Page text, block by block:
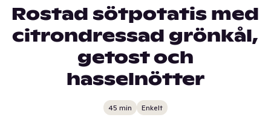
Rostad sötpotatis med
citrondressad grönkål,
getost och
hasselnötter
45 min Enkelt